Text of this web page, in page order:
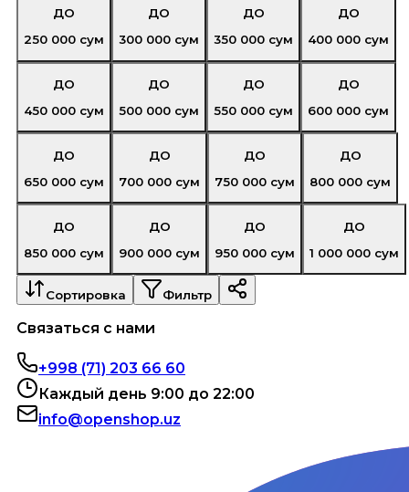
ДО
250 000 сум
ДО
300 000 сум
ДО
350 000 сум
ДО
400 000 сум
ДО
450 000 сум
ДО
500 000 сум
ДО
550 000 сум
ДО
600 000 сум
ДО
650 000 сум
ДО
700 000 сум
ДО
750 000 сум
ДО
800 000 сум
ДО
850 000 сум
ДО
900 000 сум
ДО
950 000 сум
ДО
1 000 000 сум
Сортировка Фильтр
Связаться с нами
+998 (71) 203 66 60
Каждый день 9:00 до 22:00
info@openshop.uz